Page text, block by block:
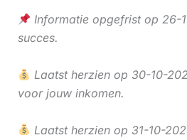
Informatie opgefrist op 26-
succes.
Laatst herzien op 30-10-
voor jouw inkomen.
Laatst herzien op 31-10-